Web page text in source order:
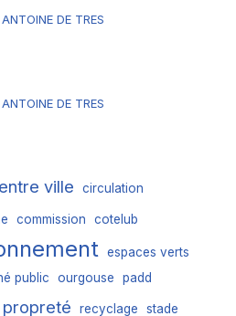
DE TRES
DE TRES
ville circulation
commission cotelub
espaces verts
public ourgouse padd
propreté recyclage stade